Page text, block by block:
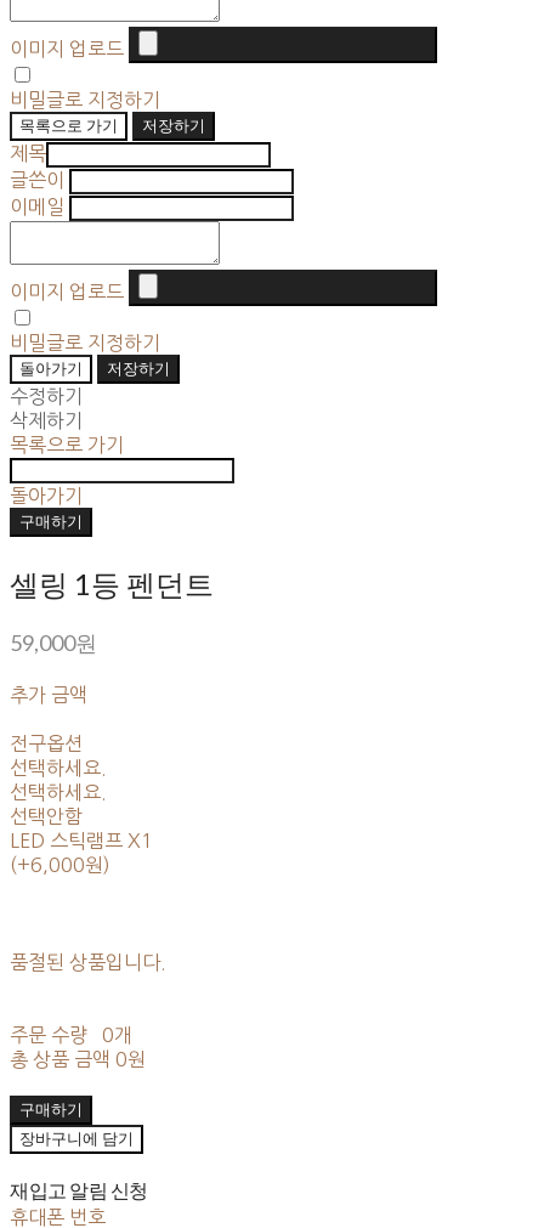
이미지 업로드
비밀글로 지정하기
목록으로 가기
저장하기
제목
글쓴이
이메일
이미지 업로드
비밀글로 지정하기
돌아가기
저장하기
수정하기
삭제하기
목록으로 가기
돌아가기
구매하기
셀링 1등 펜던트
59,000원
추가 금액
전구옵션
선택하세요.
선택하세요.
선택안함
LED 스틱램프 X1
(+6,000원)
품절된 상품입니다.
주문 수량
0개
총 상품 금액 0원
구매하기
장바구니에 담기
재입고 알림 신청
휴대폰 번호